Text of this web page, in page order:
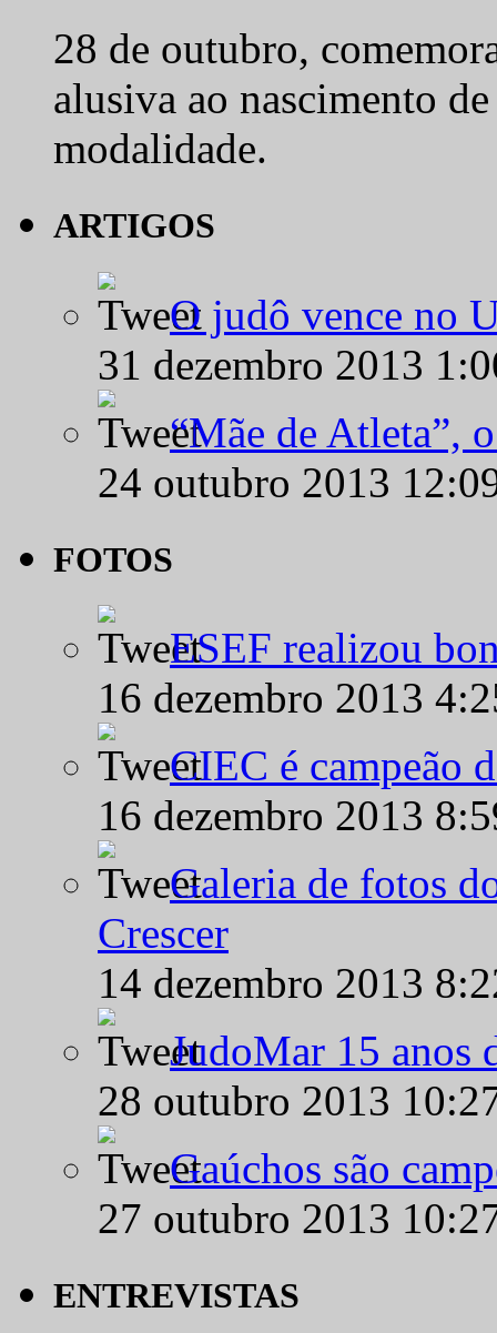
28 de outubro,
alusiva ao nascimento
modalidade.
ARTIGOS
O judô vence no
31 dezembro 2013
“Mãe de Atleta”,
24 outubro 2013
FOTOS
ESEF realizou
16 dezembro 2013
CIEC é campeão
16 dezembro 2013
Galeria de fotos
Crescer
14 dezembro 2013
JudoMar 15 anos
28 outubro 2013
Gaúchos são
27 outubro 2013
ENTREVISTAS